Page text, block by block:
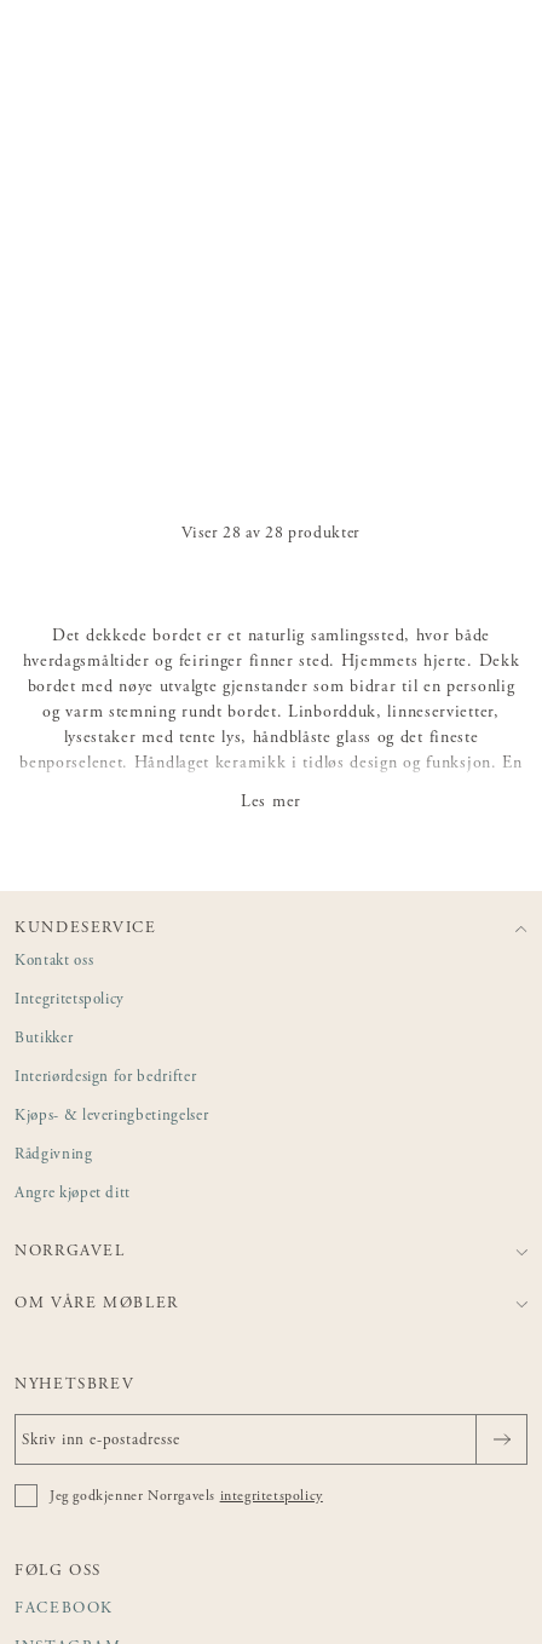
Viser 28 av 28 produkter
Det dekkede bordet er et naturlig samlingssted, hvor både
hverdagsmåltider og feiringer finner sted. Hjemmets hjerte. Dekk
bordet med nøye utvalgte gjenstander som bidrar til en personlig
og varm stemning rundt bordet. Linbordduk, linneservietter,
lysestaker med tente lys, håndblåste glass og det fineste
benporselenet. Håndlaget keramikk i tidløs design og funksjon. En
tradisjoner gjennom generasjoner.
Les mer
KUNDESERVICE
Kontakt oss
Integritetspolicy
Butikker
Interiørdesign for bedrifter
Kjøps- & leveringbetingelser
Rådgivning
Angre kjøpet ditt
NORRGAVEL
OM VÅRE MØBLER
NYHETSBREV
Jeg godkjenner Norrgavels integritetspolicy
FØLG OSS
FACEBOOK